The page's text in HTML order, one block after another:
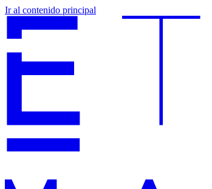
Ir al contenido principal